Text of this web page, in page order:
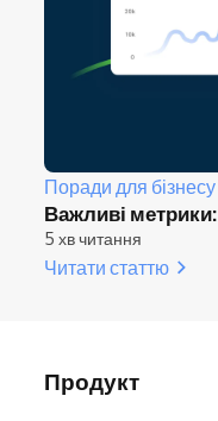
Поради для бізнесу
Важливі
5 хв читання
Читати статтю
Продукт